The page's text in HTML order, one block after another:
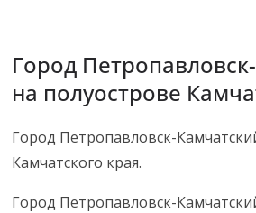
Город
на полуострове
Город Петропавловск-
Камчатского края.
Город Петропавловск-